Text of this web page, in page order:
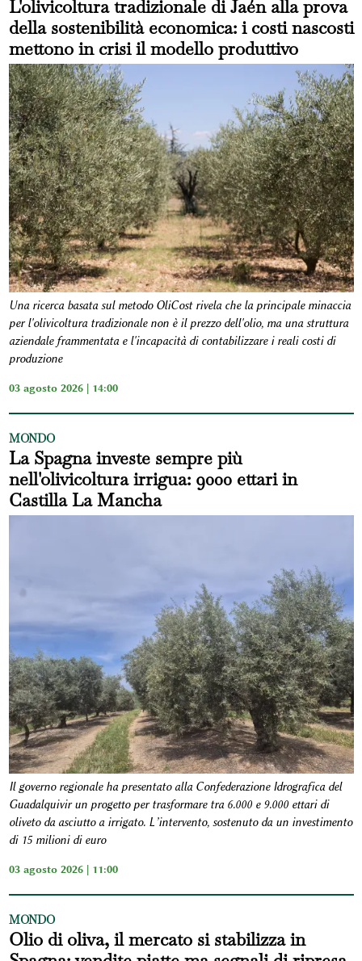
L'olivicoltura tradizionale di Jaén alla prova
della sostenibilità economica: i costi nascosti
mettono in crisi il modello produttivo
Una ricerca basata sul metodo OliCost rivela che la principale minaccia
per l'olivicoltura tradizionale non è il prezzo dell'olio, ma una struttura
aziendale frammentata e l'incapacità di contabilizzare i reali costi di
produzione
03 agosto 2026 | 14:00
MONDO
La Spagna investe sempre più
nell'olivicoltura irrigua: 9000 ettari in
Castilla La Mancha
Il governo regionale ha presentato alla Confederazione Idrografica del
Guadalquivir un progetto per trasformare tra 6.000 e 9.000 ettari di
oliveto da asciutto a irrigato. L’intervento, sostenuto da un investimento
di 15 milioni di euro
03 agosto 2026 | 11:00
MONDO
Olio di oliva, il mercato si stabilizza in